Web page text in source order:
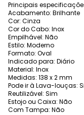
Principais
Acabamento: Brilhante
Cor: Cinza
Cor do Cabo: Inox
Empilhável: Não
Estilo: Moderno
Formato: Oval
Indicado para: Diário
Material: Inox
Medidas: 138 x 2 mm
Pode ir à Lava-louças:
Reutilizável: Sim
Estojo ou Caixa: Não
Com Tampa: Não